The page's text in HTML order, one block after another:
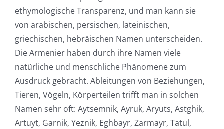
ethymologische Transparenz, und man kann sie
von arabischen, persischen, lateinischen,
griechischen, hebräischen Namen unterscheiden.
Die Armenier haben durch ihre Namen viele
natürliche und menschliche Phänomene zum
Ausdruck gebracht. Ableitungen von Beziehungen,
Tieren, Vögeln, Körperteilen trifft man in solchen
Namen sehr oft: Aytsemnik, Ayruk, Aryuts, Astghik,
Artuyt, Garnik, Yeznik, Eghbayr, Zarmayr, Tatul,